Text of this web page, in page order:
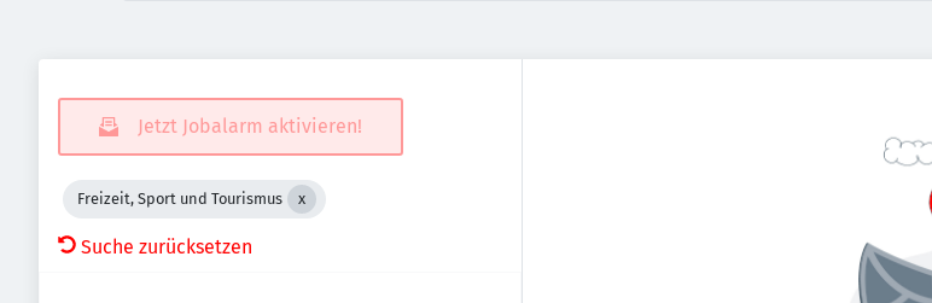
Jetzt Jobalarm aktivieren!
Freizeit, Sport und Tourismus
Suche zurücksetzen